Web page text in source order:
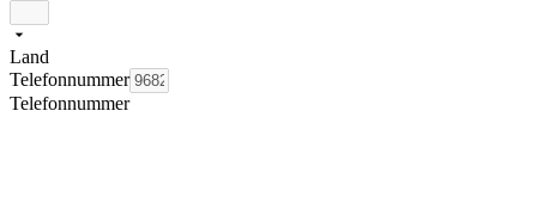
Land
Telefonnummer
Telefonnummer